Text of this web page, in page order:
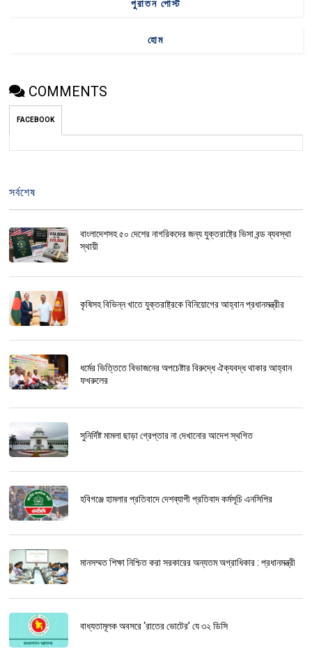
পুরাতন পোস্ট
হোম
COMMENTS
FACEBOOK
সর্বশেষ
বাংলাদেশসহ ৫০ দেশের নাগরিকদের জন্য যুক্তরাষ্ট্রে ভিসা বন্ড ব্যবস্থা
স্থায়ী
কৃষিসহ বিভিন্ন খাতে যুক্তরাষ্ট্রকে বিনিয়োগের আহ্বান প্রধানমন্ত্রীর
ধর্মের ভিত্তিতে বিভাজনের অপচেষ্টার বিরুদ্ধে ঐক্যবদ্ধ থাকার আহ্বান
ফখরুলের
সুনির্দিষ্ট মামলা ছাড়া গ্রেপ্তার না দেখানোর আদেশ স্থগিত
হবিগঞ্জে হামলার প্রতিবাদে দেশব্যাপী প্রতিবাদ কর্মসূচি এনসিপির
মানসম্মত শিক্ষা নিশ্চিত করা সরকারের অন্যতম অগ্রাধিকার : প্রধানমন্ত্রী
বাধ্যতামূলক অবসরে ‘রাতের ভোটের’ যে ৩২ ডিসি